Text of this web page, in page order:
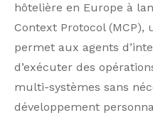
hôtelière en Europe à
Context Protocol
permet aux agents
d’exécuter des
multi-systèmes sans
développement